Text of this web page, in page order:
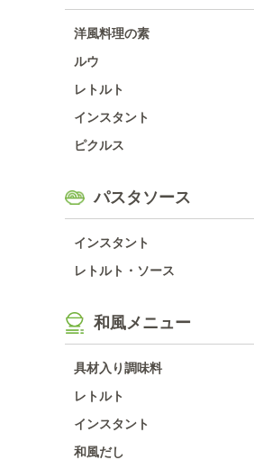
洋風料理の素
ルウ
レトルト
インスタント
ピクルス
パスタソース
インスタント
レトルト・ソース
和風メニュー
具材入り調味料
レトルト
インスタント
和風だし